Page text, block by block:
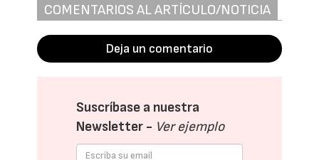
COMENTARIOS AL ARTÍCULO/NOTICIA
Deja un comentario
Suscríbase a nuestra
Newsletter - Ver ejemplo